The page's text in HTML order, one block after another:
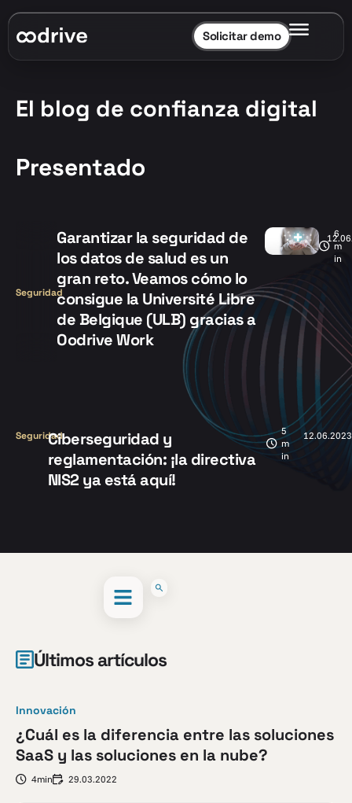
Solicitar demo
El blog de confianza digital
Presentado
Seguridad
Garantizar la seguridad de
los datos de salud es un
gran reto. Veamos cómo lo
consigue la Université Libre
de Belgique (ULB) gracias a
Oodrive Work
6
m
in
SeguridadCiberseguridad y
reglamentación: ¡la directiva
NIS2 ya está aquí!
5
m
in
12.06.2023
Últimos artículos
Innovación
¿Cuál es la diferencia entre las soluciones
SaaS y las soluciones en la nube?
4min 29.03.2022